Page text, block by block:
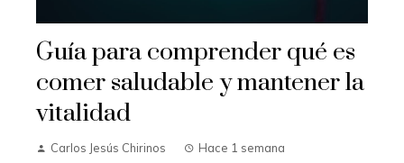
Guía para comprender qué es
comer saludable y mantener la
vitalidad
Carlos Jesús Chirinos Hace 1 semana